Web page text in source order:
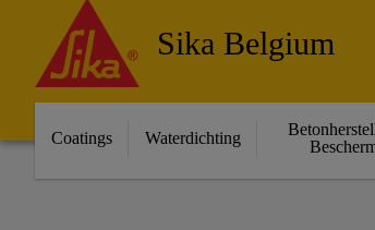
Sika Belgium
Coatings Waterdichting